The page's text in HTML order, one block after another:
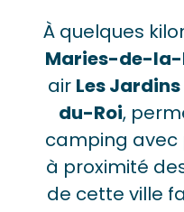
À quelques
Maries-de-
air Les
du-Roi,
camping avec
à proximité
de cette ville